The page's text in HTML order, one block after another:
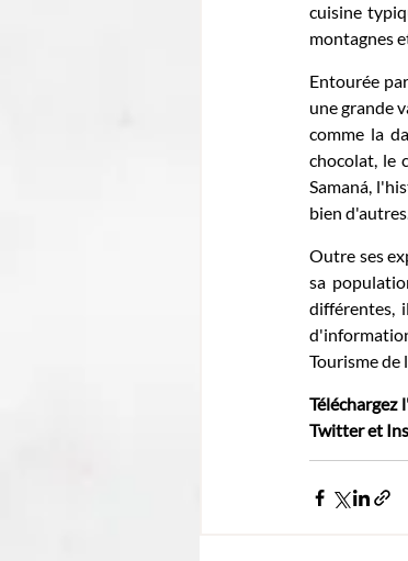
cuisine
montagnes
Entourée
une grande
comme la
chocolat, le
Samaná,
bien
Outre ses
sa
différentes,
Tourisme de
Téléchargez
Twitter et